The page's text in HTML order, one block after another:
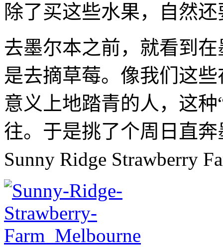
除了买这些水果，自然
去墨尔本之前，就看到
是去摘草莓。像我们这
意义上地踏青的人，这
往。于是挑了个周日直
Sunny Ridge Strawberry